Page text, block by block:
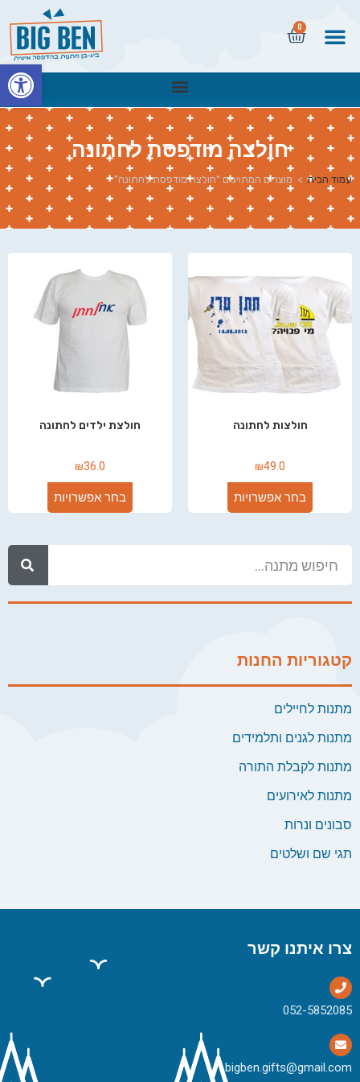
0
חולצה מודפסת לחתונה
עמוד הבית > מוצרים המתויגים “חולצה מודפסת לחתונה”
קטגוריות החנות
מתנות לחיילים
מתנות לגנים ותלמידים
מתנות לקבלת התורה
מתנות לאירועים
סבונים ונרות
תגי שם ושלטים
חולצות לחתונה
₪49.0
בחר אפשרויות
חולצת ילדים לחתונה
₪36.0
בחר אפשרויות
צרו איתנו קשר
bigben.gifts@gmail.com